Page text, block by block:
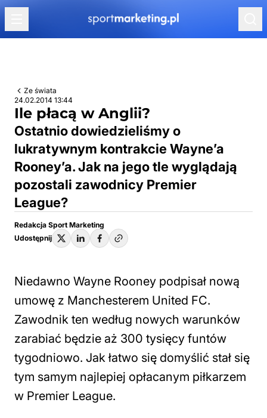
Przejdź do treści
Ze świata
24.02.2014 13:44
Ile płacą w Anglii?
Ostatnio dowiedzieliśmy o
lukratywnym kontrakcie Wayne’a
Rooney’a. Jak na jego tle wyglądają
pozostali zawodnicy Premier
League?
Redakcja Sport Marketing
Udostępnij
Niedawno Wayne Rooney podpisał nową
umowę z Manchesterem United FC.
Zawodnik ten według nowych warunków
zarabiać będzie aż 300 tysięcy funtów
tygodniowo. Jak łatwo się domyślić stał się
tym samym najlepiej opłacanym piłkarzem
w Premier League.